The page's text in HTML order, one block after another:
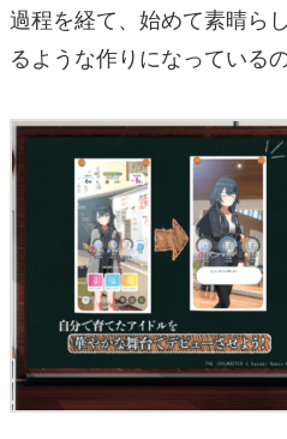
過程を経て、始めて素晴ら
るような作りになっているの